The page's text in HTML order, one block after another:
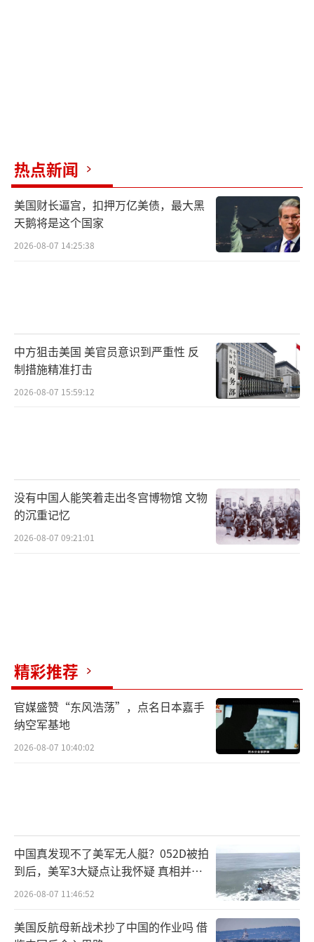
热点新闻
美国财长逼宫，扣押万亿美债，最大黑
天鹅将是这个国家
2026-08-07 14:25:38
中方狙击美国 美官员意识到严重性 反
制措施精准打击
2026-08-07 15:59:12
没有中国人能笑着走出冬宫博物馆 文物
的沉重记忆
2026-08-07 09:21:01
精彩推荐
官媒盛赞“东风浩荡”，点名日本嘉手
纳空军基地
2026-08-07 10:40:02
中国真发现不了美军无人艇？052D被拍
到后，美军3大疑点让我怀疑 真相并非
如此
2026-08-07 11:46:52
美国反航母新战术抄了中国的作业吗 借